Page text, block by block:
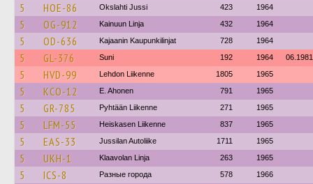
5 HOE-86 Okslahti Jussi 423 1964
5 OG-912 Kainuun Linja 432 1964
5 OD-636 Kajaanin Kaupunkilinjat 728 1964
5 GL-376 Suni 192 1964 06.1981
5 HVD-99 Lehdon Liikenne 1805 1965
5 KCO-12 E. Ahonen 791 1965
5 GR-785 Pyhtään Liikenne 271 1965
5 LFM-55 Heiskasen Liikenne 837 1965
5 EAS-33 Jussilan Autoliike 1711 1965
5 UKH-1 Klaavolan Linja 263 1965
5 ICS-8 Разные города 578 1966